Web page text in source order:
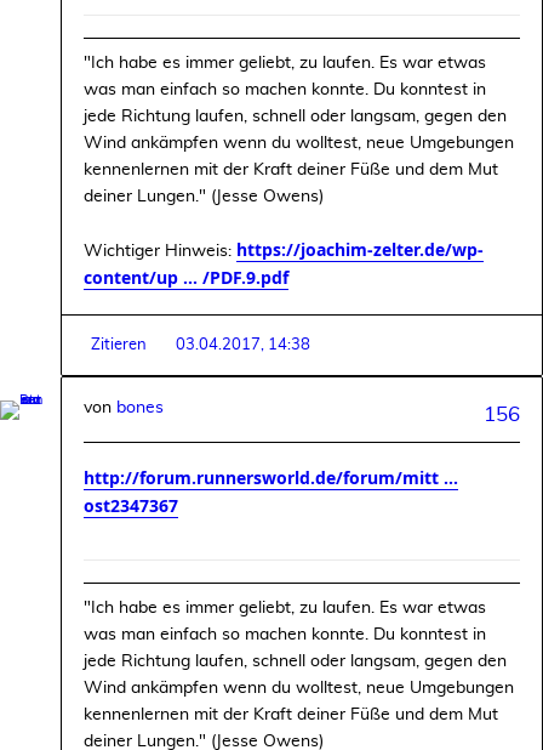
"Ich habe es immer geliebt, zu laufen. Es war etwas
was man einfach so machen konnte. Du konntest in
jede Richtung laufen, schnell oder langsam, gegen den
Wind ankämpfen wenn du wolltest, neue Umgebungen
kennenlernen mit der Kraft deiner Füße und dem Mut
deiner Lungen." (Jesse Owens)
Wichtiger Hinweis: https://joachim-zelter.de/wp-
content/up ... /PDF.9.pdf
Zitieren 03.04.2017, 14:38
156
von bones
http://forum.runnersworld.de/forum/mitt ...
ost2347367
"Ich habe es immer geliebt, zu laufen. Es war etwas
was man einfach so machen konnte. Du konntest in
jede Richtung laufen, schnell oder langsam, gegen den
Wind ankämpfen wenn du wolltest, neue Umgebungen
kennenlernen mit der Kraft deiner Füße und dem Mut
deiner Lungen." (Jesse Owens)